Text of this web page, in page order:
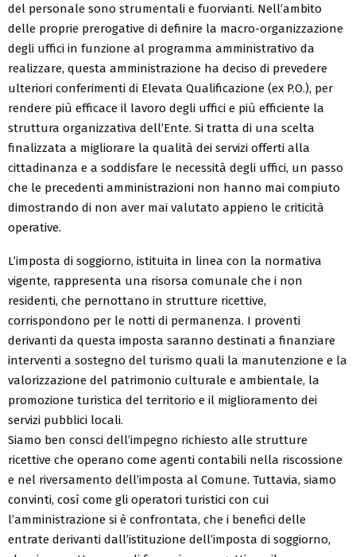
del personale sono strumentali e fuorvianti. Nell’ambito
delle proprie prerogative di definire la macro-organizzazione
degli uffici in funzione al programma amministrativo da
realizzare, questa amministrazione ha deciso di prevedere
ulteriori conferimenti di Elevata Qualificazione (ex P.O.), per
rendere più efficace il lavoro degli uffici e più efficiente la
struttura organizzativa dell’Ente. Si tratta di una scelta
finalizzata a migliorare la qualità dei servizi offerti alla
cittadinanza e a soddisfare le necessità degli uffici, un passo
che le precedenti amministrazioni non hanno mai compiuto
dimostrando di non aver mai valutato appieno le criticità
operative.
L’imposta di soggiorno, istituita in linea con la normativa
vigente, rappresenta una risorsa comunale che i non
residenti, che pernottano in strutture ricettive,
corrispondono per le notti di permanenza. I proventi
derivanti da questa imposta saranno destinati a finanziare
interventi a sostegno del turismo quali la manutenzione e la
valorizzazione del patrimonio culturale e ambientale, la
promozione turistica del territorio e il miglioramento dei
servizi pubblici locali.
Siamo ben consci dell’impegno richiesto alle strutture
ricettive che operano come agenti contabili nella riscossione
e nel riversamento dell’imposta al Comune. Tuttavia, siamo
convinti, così come gli operatori turistici con cui
l’amministrazione si è confrontata, che i benefici delle
entrate derivanti dall’istituzione dell’imposta di soggiorno,